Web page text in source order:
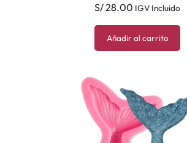
S/28.00 IGV Incluido
Añadir al carrito